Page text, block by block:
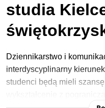
studia
Dziennikarstwo i
interdyscyplinarny
studenci będą mieli